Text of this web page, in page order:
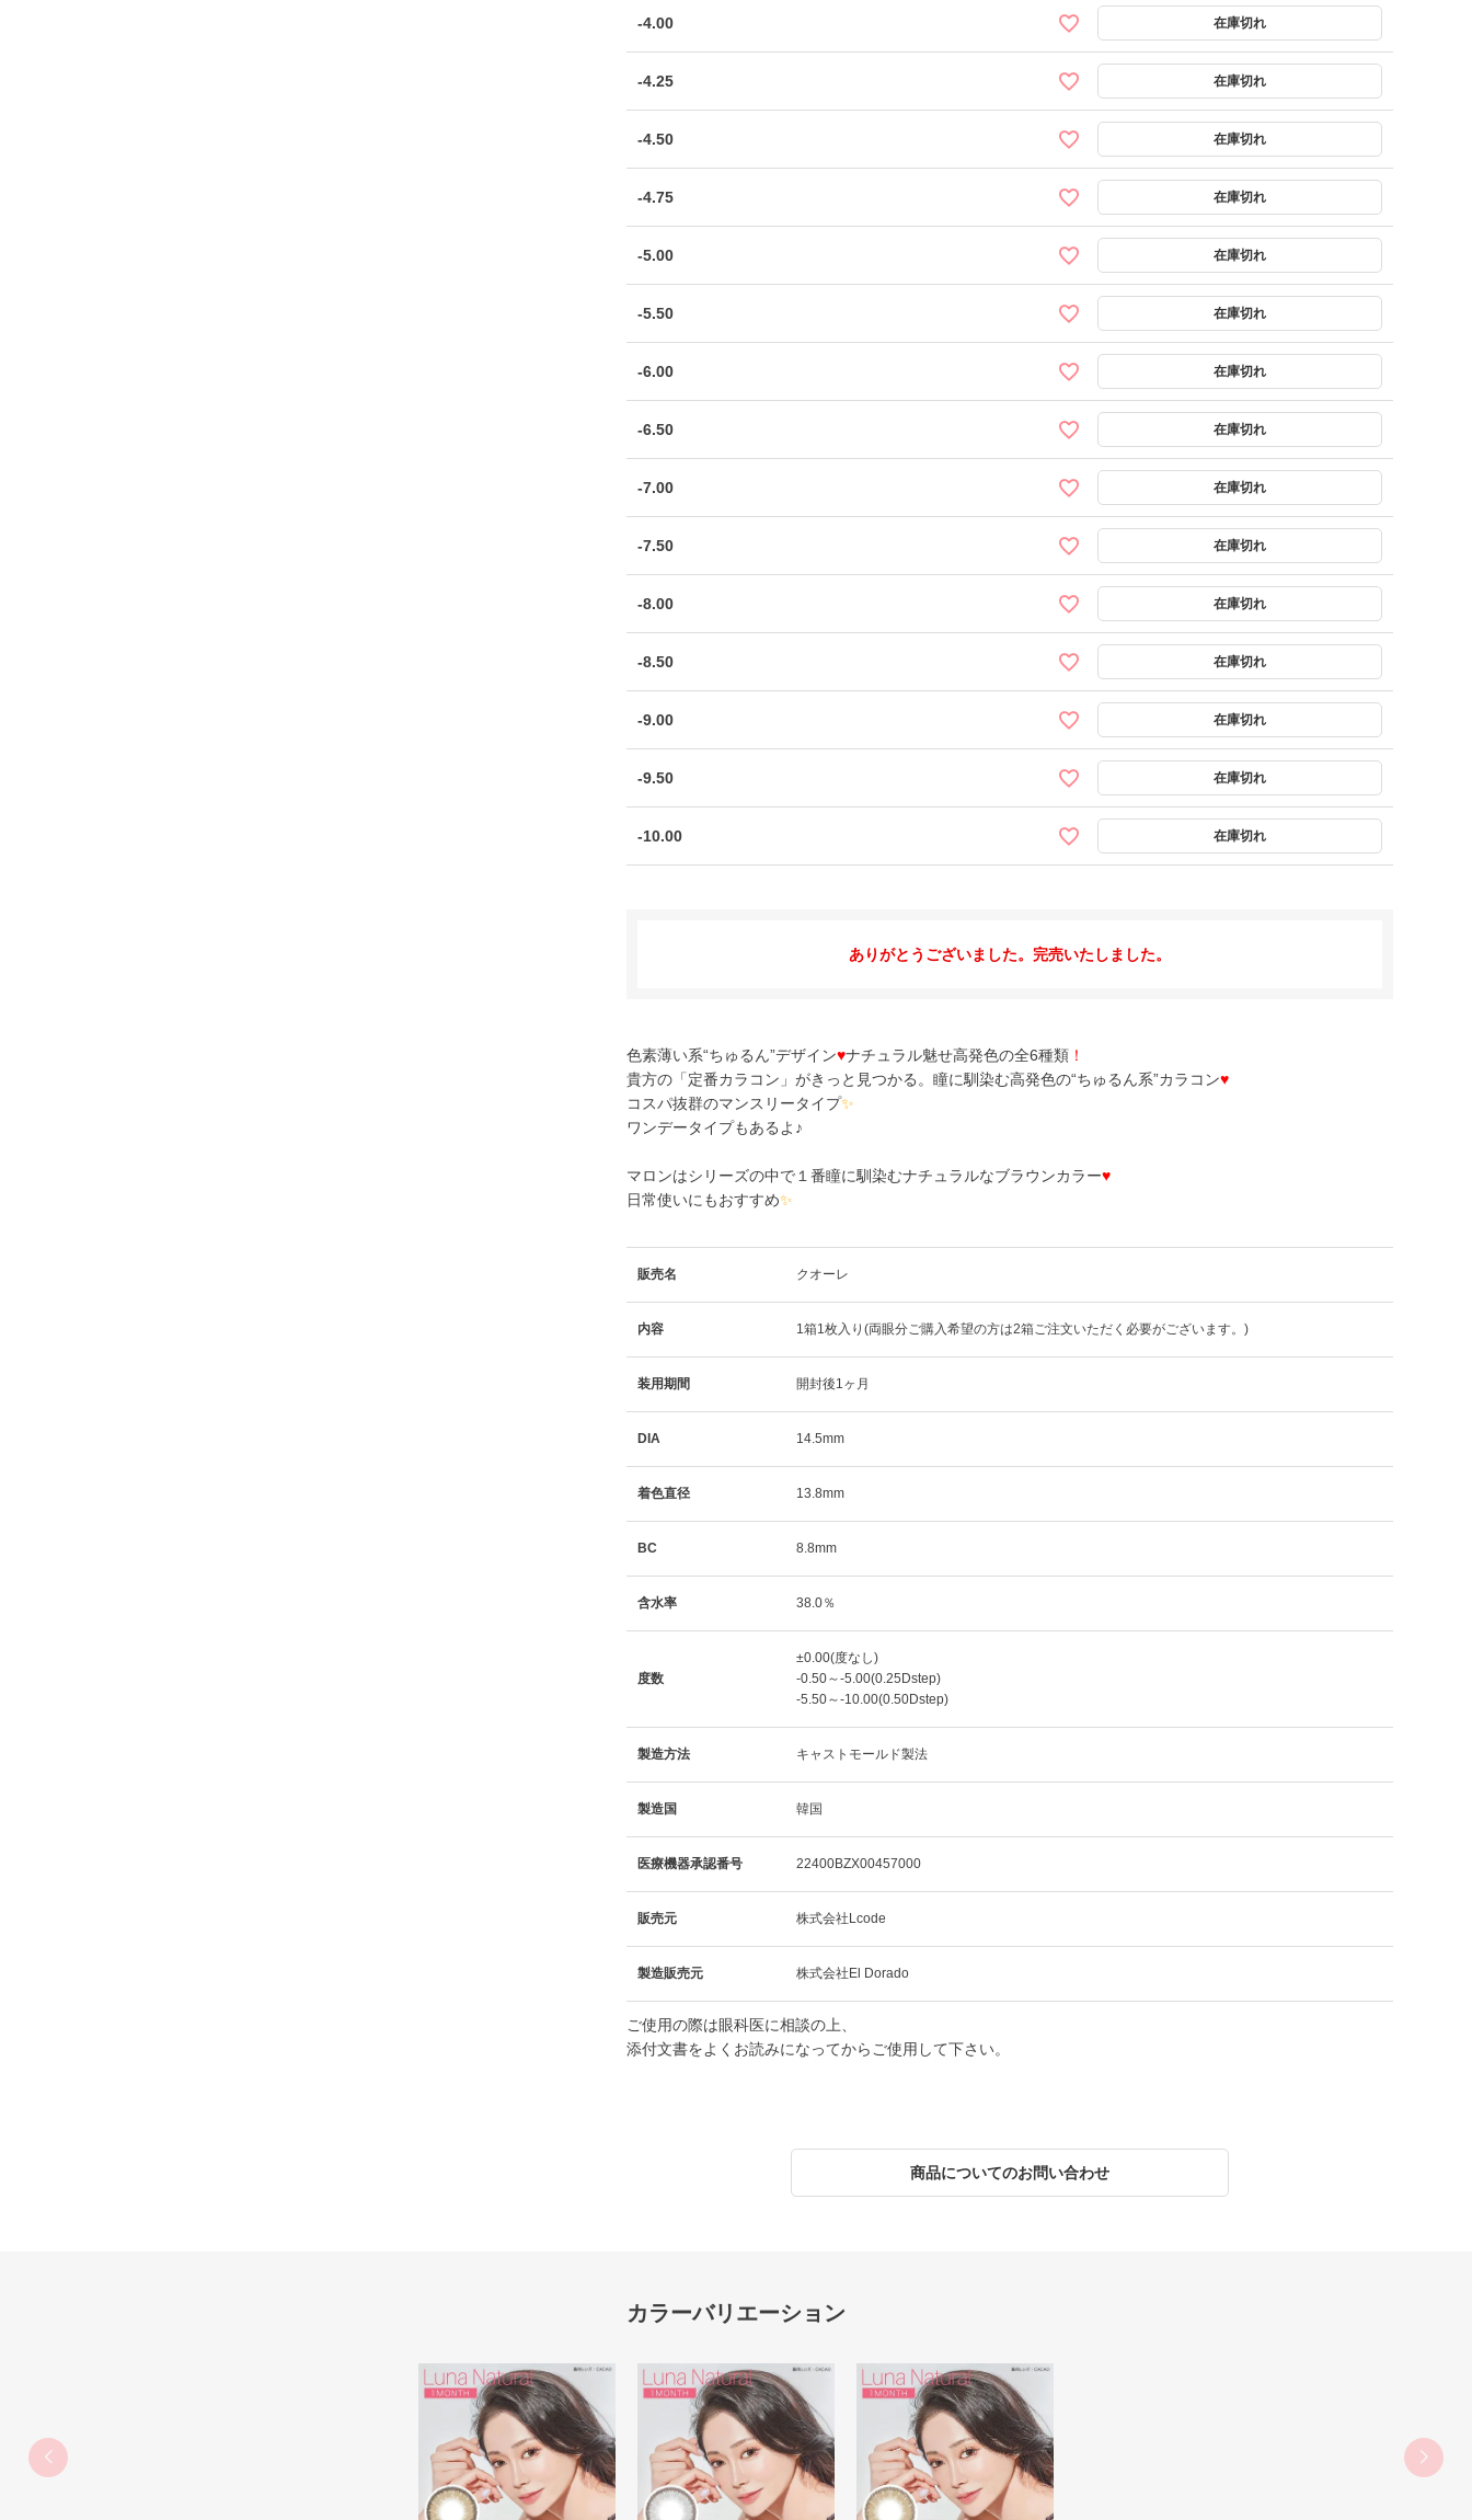
-4.00
-4.25
-4.50
-4.75
-5.00
-5.50
-6.00
-6.50
-7.00
-7.50
-8.00
-8.50
-9.00
-9.50
-10.00
ありがとうございました。完売いたしました。
色素薄い系“ちゅるん”デザイン♥ナチュラル魅せ高発色の全6種類！
貴方の「定番カラコン」がきっと見つかる。瞳に馴染む高発色の“ちゅるん系”カラコン♥
コスパ抜群のマンスリータイプ✨
ワンデータイプもあるよ♪
マロンはシリーズの中で１番瞳に馴染むナチュラルなブラウンカラー♥
日常使いにもおすすめ✨
販売名 クオーレ
内容 1箱1枚入り(両眼分ご購入希望の方は2箱ご注文いただく必要がございます。)
装用期間 開封後1ヶ月
DIA 14.5mm
着色直径 13.8mm
BC 8.8mm
含水率 38.0％
度数
±0.00(度なし)
-0.50～-5.00(0.25Dstep)
-5.50～-10.00(0.50Dstep)
製造方法 キャストモールド製法
製造国 韓国
医療機器承認番号 22400BZX00457000
販売元 株式会社Lcode
製造販売元 株式会社El Dorado
ご使用の際は眼科医に相談の上、
添付文書をよくお読みになってからご使用して下さい。
商品についてのお問い合わせ